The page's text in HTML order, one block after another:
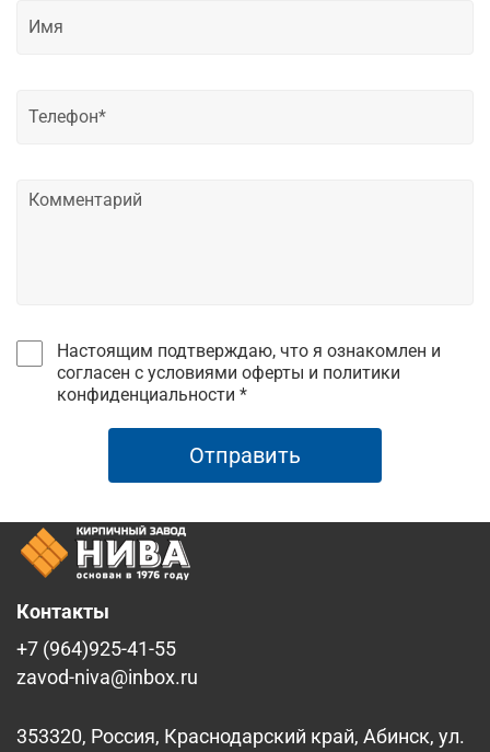
Настоящим подтверждаю, что я ознакомлен и
согласен с условиями оферты и политики
конфиденциальности *
Отправить
Контакты
+7 (964)925-41-55
zavod-niva@inbox.ru
353320, Россия, Краснодарский край, Абинск, ул.